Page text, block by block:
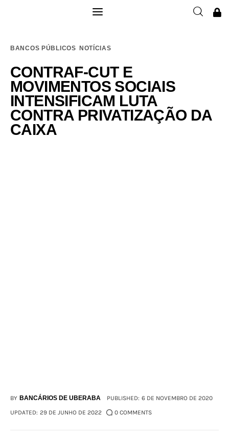
Filie-se
Publicações
Galerias
BANCOS PÚBLICOS NOTÍCIAS
CONTRAF-CUT E
MOVIMENTOS SOCIAIS
INTENSIFICAM LUTA
CONTRA PRIVATIZAÇÃO DA
CAIXA
BY BANCÁRIOS DE UBERABA PUBLISHED: 6 DE NOVEMBRO DE 2020
UPDATED: 29 DE JUNHO DE 2022 0 COMMENTS